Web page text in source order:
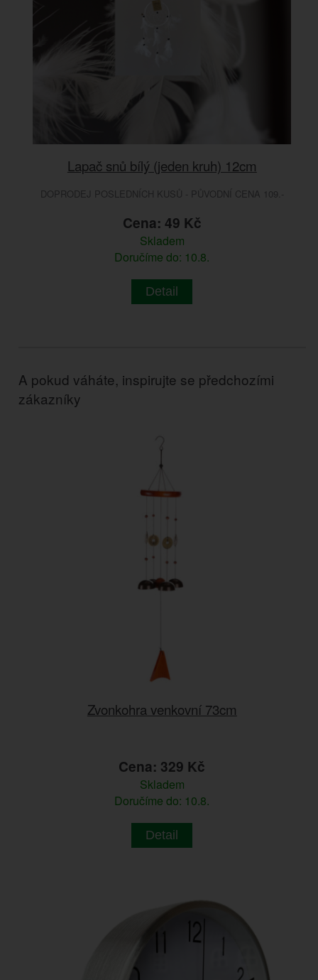
Lapač snů bílý (jeden kruh) 12cm
DOPRODEJ POSLEDNÍCH KUSŮ - PŮVODNÍ CENA 109.-
Cena: 49 Kč
Skladem
Doručíme do: 10.8.
Detail
A pokud váháte, inspirujte se předchozími
zákazníky
Zvonkohra venkovní 73cm
Cena: 329 Kč
Skladem
Doručíme do: 10.8.
Detail